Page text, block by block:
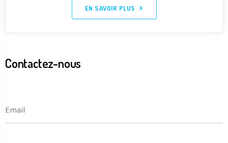
EN SAVOIR PLUS
Contactez-nous